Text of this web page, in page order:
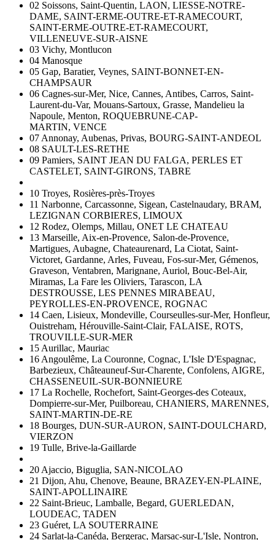
02 Soissons, Saint-Quentin, LAON, LIESSE-NOTRE-
DAME, SAINT-ERME-OUTRE-ET-RAMECOURT,
SAINT-ERME-OUTRE-ET-RAMECOURT,
VILLENEUVE-SUR-AISNE
03 Vichy, Montlucon
04 Manosque
05 Gap, Baratier, Veynes, SAINT-BONNET-EN-
CHAMPSAUR
06 Cagnes-sur-Mer, Nice, Cannes, Antibes, Carros, Saint-
Laurent-du-Var, Mouans-Sartoux, Grasse, Mandelieu la
Napoule, Menton, ROQUEBRUNE-CAP-
MARTIN, VENCE
07 Annonay, Aubenas, Privas, BOURG-SAINT-ANDEOL
08 SAULT-LES-RETHE
09 Pamiers, SAINT JEAN DU FALGA, PERLES ET
CASTELET, SAINT-GIRONS, TABRE
10 Troyes, Rosières-près-Troyes
11 Narbonne, Carcassonne, Sigean, Castelnaudary, BRAM,
LEZIGNAN CORBIERES, LIMOUX
12 Rodez, Olemps, Millau, ONET LE CHATEAU
13 Marseille, Aix-en-Provence, Salon-de-Provence,
Martigues, Aubagne, Chateaurenard, La Ciotat, Saint-
Victoret, Gardanne, Arles, Fuveau, Fos-sur-Mer, Gémenos,
Graveson, Ventabren, Marignane, Auriol, Bouc-Bel-Air,
Miramas, La Fare les Oliviers, Tarascon, LA
DESTROUSSE, LES PENNES MIRABEAU,
PEYROLLES-EN-PROVENCE, ROGNAC
14 Caen, Lisieux, Mondeville, Courseulles-sur-Mer, Honfleur,
Ouistreham, Hérouville-Saint-Clair, FALAISE, ROTS,
TROUVILLE-SUR-MER
15 Aurillac, Mauriac
16 Angoulême, La Couronne, Cognac, L'Isle D'Espagnac,
Barbezieux, Châteauneuf-Sur-Charente, Confolens, AIGRE,
CHASSENEUIL-SUR-BONNIEURE
17 La Rochelle, Rochefort, Saint-Georges-des Coteaux,
Dompierre-sur-Mer, Puilboreau, CHANIERS, MARENNES,
SAINT-MARTIN-DE-RE
18 Bourges, DUN-SUR-AURON, SAINT-DOULCHARD,
VIERZON
19 Tulle, Brive-la-Gaillarde
20 Ajaccio, Biguglia, SAN-NICOLAO
21 Dijon, Ahu, Chenove, Beaune, BRAZEY-EN-PLAINE,
SAINT-APOLLINAIRE
22 Saint-Brieuc, Lamballe, Begard, GUERLEDAN,
LOUDEAC, TADEN
23 Guéret, LA SOUTERRAINE
24 Sarlat-la-Canéda, Bergerac, Marsac-sur-L'Isle, Nontron,